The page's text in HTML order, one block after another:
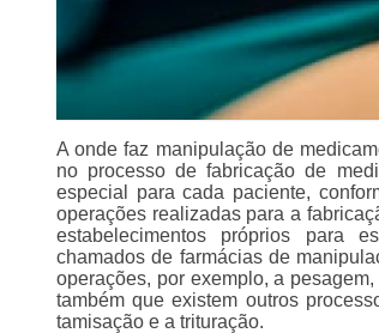
A onde faz manipulação de
no processo de fabricação de
especial para cada paciente,
operações realizadas para a
estabelecimentos próprios para
chamados de farmácias de
operações, por exemplo, a
também que existem outros
tamisação e a trituração.